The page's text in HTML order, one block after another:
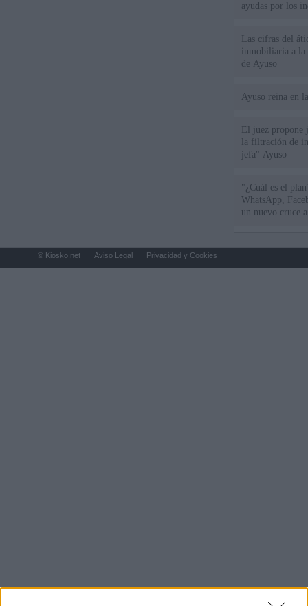
ayudas por los
Las cifras del
inmobiliaria a la
de Ayuso
Ayuso reina en
El juez propone
la filtración de
jefa" Ayuso
"¿Cuál es el
WhatsApp,
un nuevo cruce
© Kiosko.net Aviso Legal Privacidad y Cookies